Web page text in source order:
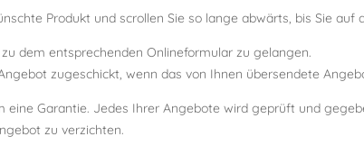
Produkt und scrollen Sie so lange abwärts, bis Sie
dem entsprechenden Onlineformular zu gelangen.
zugeschickt, wenn das von Ihnen übersendete
eine Garantie. Jedes Ihrer Angebote wird geprüft und
zu verzichten.